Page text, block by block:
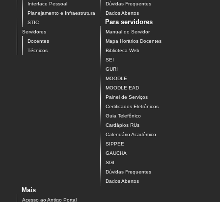
Interface Pessoal
Planejamento e Infraestrutura
STIC
Servidores
Docentes
Técnicos
Dúvidas Frequentes
Dados Abertos
Para servidores
Manual do Servidor
Mapa Horários Docentes
Biblioteca Web
SEI
GURI
MOODLE
MOODLE EAD
Painel de Serviços
Certificados Eletrônicos
Guia Telefônico
Cardápios RUs
Calendário Acadêmico
SIPPEE
GAUCHA
SGI
Dúvidas Frequentes
Dados Abertos
Mais
Acesso ao Antigo Portal